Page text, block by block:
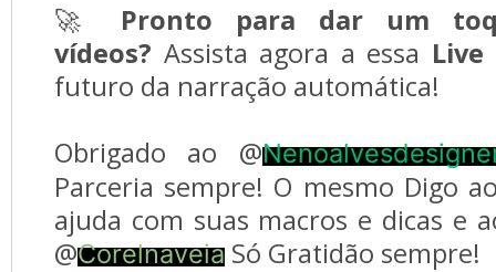
🚀 Pronto para dar um
vídeos? Assista agora a essa Live
futuro da narração automática!
Obrigado ao @
Parceria sempre! O mesmo Digo
ajuda com suas macros e dicas e
@Corelnaveia Só Gratidão sempre!